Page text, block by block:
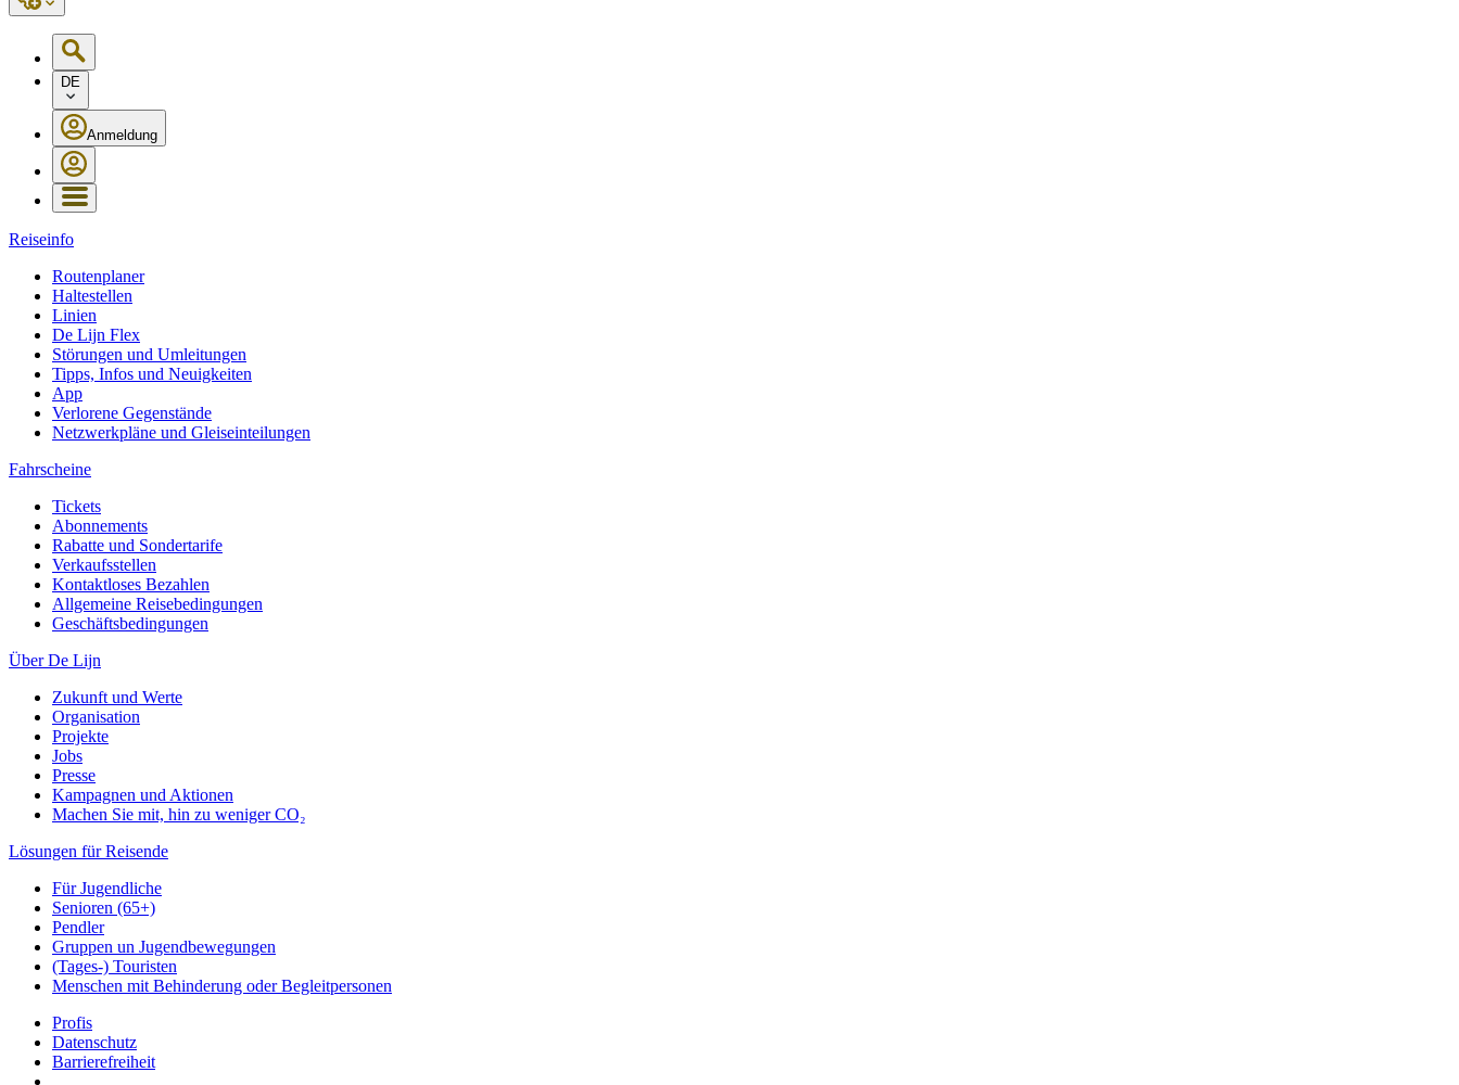
DE
Anmeldung
Reiseinfo
Routenplaner
Haltestellen
Linien
De Lijn Flex
Störungen und Umleitungen
Tipps, Infos und Neuigkeiten
App
Verlorene Gegenstände
Netzwerkpläne und Gleiseinteilungen
Fahrscheine
Tickets
Abonnements
Rabatte und Sondertarife
Verkaufsstellen
Kontaktloses Bezahlen
Allgemeine Reisebedingungen
Geschäftsbedingungen
Über De Lijn
Zukunft und Werte
Organisation
Projekte
Jobs
Presse
Kampagnen und Aktionen
Machen Sie mit, hin zu weniger CO₂
Lösungen für Reisende
Für Jugendliche
Senioren (65+)
Pendler
Gruppen un Jugendbewegungen
(Tages-) Touristen
Menschen mit Behinderung oder Begleitpersonen
Profis
Datenschutz
Barrierefreiheit